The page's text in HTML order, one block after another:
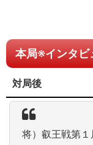
本局※インタビ
対局後
将）叡王戦第